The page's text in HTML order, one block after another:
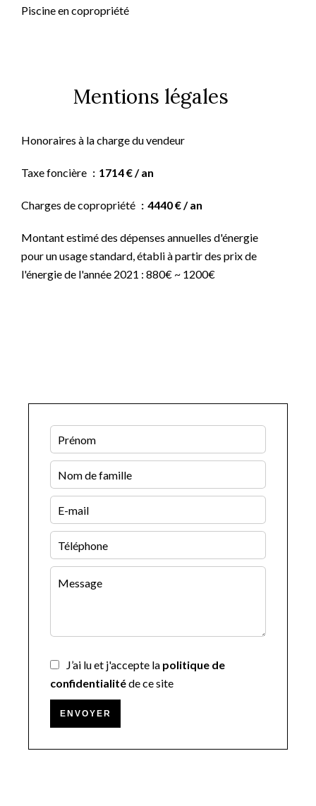
Piscine en copropriété
Mentions légales
Honoraires à la charge du vendeur
Taxe foncière 1714 € / an
Charges de copropriété 4440 € / an
Montant estimé des dépenses annuelles d'énergie
pour un usage standard, établi à partir des prix de
l'énergie de l'année 2021 : 880€ ~ 1200€
J’ai lu et j'accepte la politique de
confidentialitéde ce site
ENVOYER